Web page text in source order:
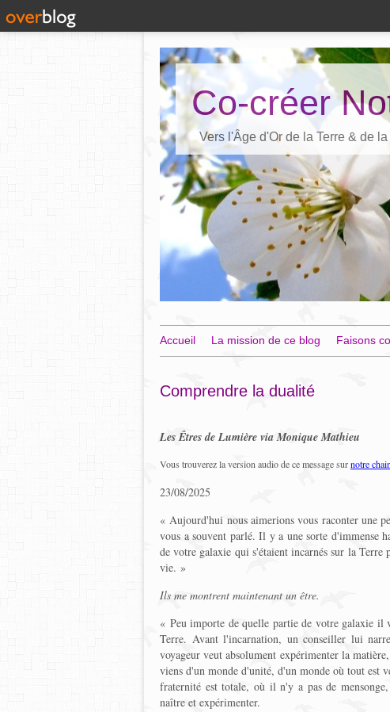
Co-créer
Vers l'Âge d'Or de la Terre & de
Accueil La mission de ce blog Faisons
Comprendre la dualité
Les Êtres de Lumière via Monique Mathieu
Vous trouverez la version audio de ce message surnotre
23/08/2025
« Aujourd'hui nous aimerions vous raconter une
vous a souvent parlé. Il y a une sorte d'immense
de votre galaxie qui s'étaient incarnés sur la
vie. »
Ils me montrent maintenant un être.
« Peu importe de quelle partie de votre galaxie
Terre. Avant l'incarnation, un conseiller lui
voyageur veut absolument expérimenter la
viens d'un monde d'unité, d'un monde où tout est
fraternité est totale, où il n'y a pas de
naître et expérimenter.